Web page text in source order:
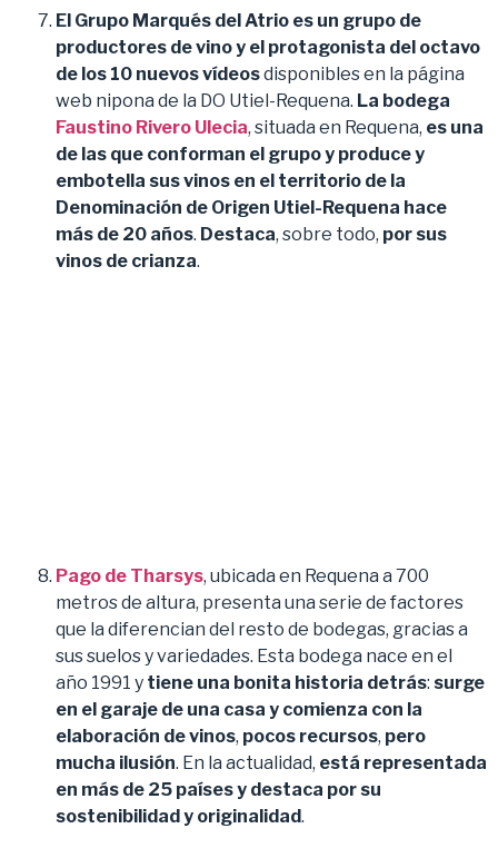
El Grupo Marqués del Atrio es un grupo de
productores de vino y el protagonista del octavo
de los 10 nuevos vídeosdisponibles en la página
web nipona de la DO Utiel-Requena. La bodega
Faustino Rivero Ulecia, situada en Requena, es una
de las que conforman el grupo y produce y
embotella sus vinos en el territorio de la
Denominación de Origen Utiel-Requena hace
más de 20 años. Destaca, sobre todo, por sus
vinos de crianza.
Pago de Tharsys, ubicada en Requena a 700
metros de altura, presenta una serie de factores
que la diferencian del resto de bodegas, gracias a
sus suelos y variedades. Esta bodega nace en el
año 1991 y tiene una bonita historia detrás: surge
en el garaje de una casa y comienza con la
elaboración de vinos, pocos recursos, pero
mucha ilusión. En la actualidad, está representada
en más de 25 países y destaca por su
sostenibilidad y originalidad.